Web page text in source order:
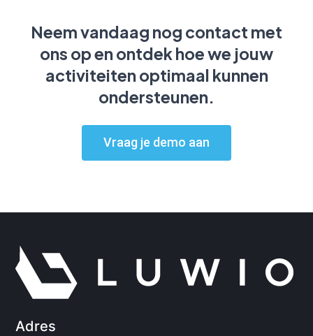
Neem vandaag nog contact met
ons op en ontdek hoe we jouw
activiteiten optimaal kunnen
ondersteunen.
Vraag je demo aan
Adres